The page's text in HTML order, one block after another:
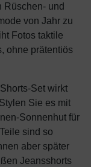
Rüschen- und
von Jahr zu
Fotos taktile
ohne prätentiös
Set wirkt
Sie es mit
Sonnenhut für
sind so
aber später
Jeansshorts